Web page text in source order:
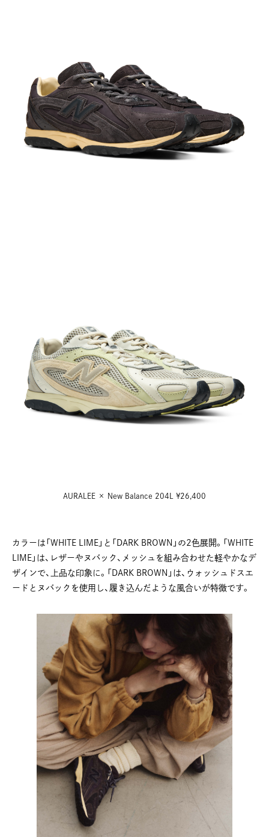
AURALEE × New Balance 204L ¥26,400
カラーは「WHITE LIME」と「DARK BROWN」の2色展開。「WHITE
LIME」は、レザーやヌバック、メッシュを組み合わせた軽やかなデ
ザインで、上品な印象に。「DARK BROWN」は、ウォッシュドスエ
ードとヌバックを使用し、履き込んだような風合いが特徴です。